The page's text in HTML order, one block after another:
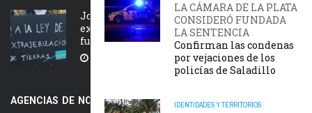
LA CÁMARA DE LA PLATA
CONSIDERÓ FUNDADA
LA SENTENCIA
Confirman las condenas
por vejaciones de los
policías de Saladillo
IDENTIDADES Y TERRITORIOS
Jornada nacional en rechazo a la
extranjerización de tierras, manejo del
fuego y desalojos
AGENCIAS DE NOTICIAS AMIGAS